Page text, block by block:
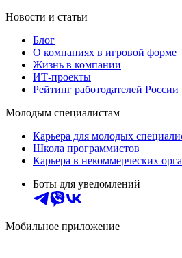
Новости и статьи
Блог
О компаниях в игровой форме
Жизнь в компании
ИТ-проекты
Рейтинг работодателей России
Молодым специалистам
Карьера для молодых
Школа программистов
Карьера в некоммерческих
Боты для уведомлений
Мобильное приложение